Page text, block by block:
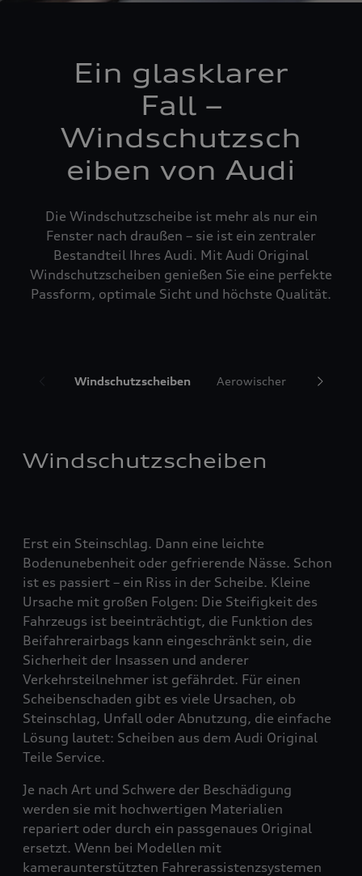
Ein glasklarer
Fall –
Windschutzsch
eiben von Audi
Die Windschutzscheibe ist mehr als nur ein
Fenster nach draußen – sie ist ein zentraler
Bestandteil Ihres Audi. Mit Audi Original
Windschutzscheiben genießen Sie eine perfekte
Passform, optimale Sicht und höchste Qualität.
Windschutzscheiben Aerowischer
Windschutzscheiben
Erst ein Steinschlag. Dann eine leichte
Bodenunebenheit oder gefrierende Nässe. Schon
ist es passiert – ein Riss in der Scheibe. Kleine
Ursache mit großen Folgen: Die Steifigkeit des
Fahrzeugs ist beeinträchtigt, die Funktion des
Beifahrerairbags kann eingeschränkt sein, die
Sicherheit der Insassen und anderer
Verkehrsteilnehmer ist gefährdet. Für einen
Scheibenschaden gibt es viele Ursachen, ob
Steinschlag, Unfall oder Abnutzung, die einfache
Lösung lautet: Scheiben aus dem Audi Original
Teile Service.
Je nach Art und Schwere der Beschädigung
werden sie mit hochwertigen Materialien
repariert oder durch ein passgenaues Original
ersetzt. Wenn bei Modellen mit
kameraunterstützten Fahrerassistenzsystemen